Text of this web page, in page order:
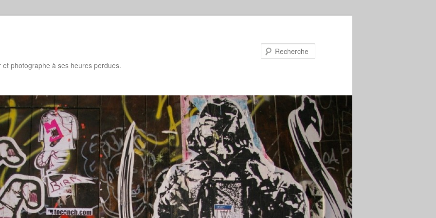
photographe à ses heures perdues.